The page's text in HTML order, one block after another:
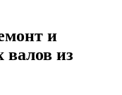
и
валов из